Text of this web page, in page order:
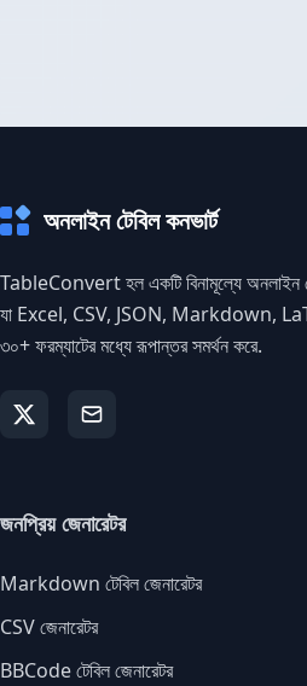
অনলাইন টেবিল কনভার্ট
TableConvert হল একটি বিনামূল্যে অনলাইন
যা Excel, CSV, JSON, Markdown,
৩০+ ফরম্যাটের মধ্যে রূপান্তর সমর্থন করে.
জনপ্রিয় জেনারেটর
Markdown টেবিল জেনারেটর
CSV জেনারেটর
BBCode টেবিল জেনারেটর